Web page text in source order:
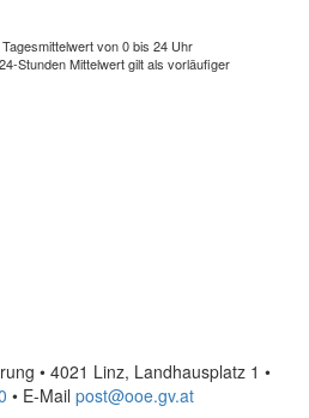
von 0 bis 24 Uhr
Stunden Mittelwert gilt als vorläufiger
• 4021 Linz, Landhausplatz 1 •
• E-Mail post@ooe.gv.at